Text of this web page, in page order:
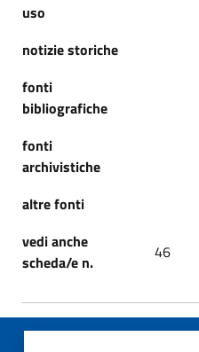
uso
notizie storiche
fonti
bibliografiche
fonti
archivistiche
altre fonti
vedi anche
scheda/e n.
46